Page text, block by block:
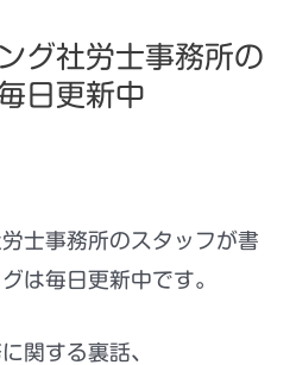
グ社労士事務所の
日更新中
士事務所のスタッフが書
は毎日更新中です。
関する裏話、